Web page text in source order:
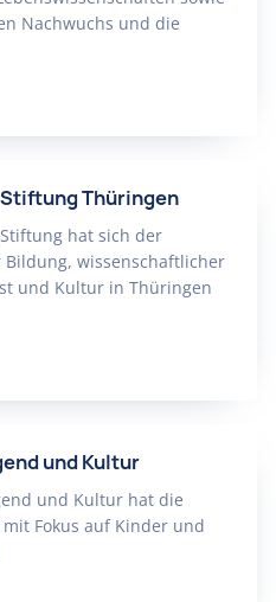
Nachwuchs und die
Thüringen
hat sich der
wissenschaftlicher
und Kultur in Thüringen
und Kultur
und Kultur hat die
Fokus auf Kinder und